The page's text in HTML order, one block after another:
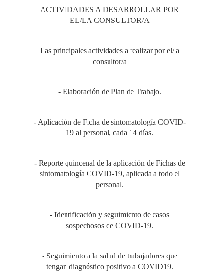
ACTIVIDADES A DESARROLLAR POR
EL/LA CONSULTOR/A
Las principales actividades a realizar por el/la
consultor/a
- Elaboración de Plan de Trabajo.
- Aplicación de Ficha de sintomatología COVID-
19 al personal, cada 14 días.
- Reporte quincenal de la aplicación de Fichas de
sintomatología COVID-19, aplicada a todo el
personal.
- Identificación y seguimiento de casos
sospechosos de COVID-19.
- Seguimiento a la salud de trabajadores que
tengan diagnóstico positivo a COVID19.